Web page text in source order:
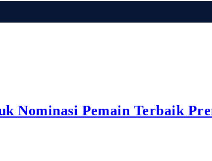
Nominasi Pemain Terbaik